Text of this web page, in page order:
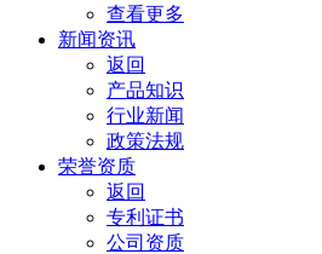
查看更多
新闻资讯
返回
产品知识
行业新闻
政策法规
荣誉资质
返回
专利证书
公司资质